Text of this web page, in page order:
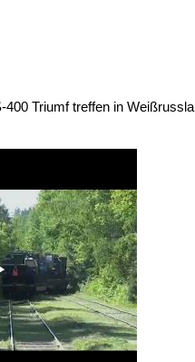
Triumf treffen in